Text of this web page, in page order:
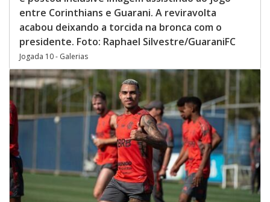
entre Corinthians e Guarani. A reviravolta
acabou deixando a torcida na bronca com o
presidente. Foto: Raphael Silvestre/GuaraniFC
Jogada 10 - Galerias